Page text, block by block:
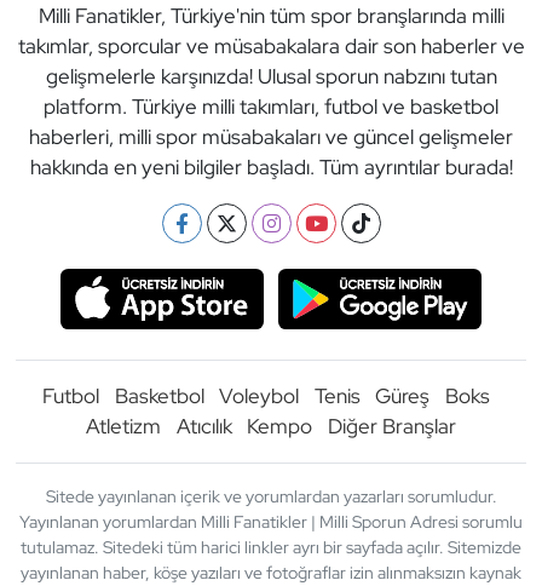
Milli Fanatikler, Türkiye'nin tüm spor branşlarında milli
takımlar, sporcular ve müsabakalara dair son haberler ve
gelişmelerle karşınızda! Ulusal sporun nabzını tutan
platform. Türkiye milli takımları, futbol ve basketbol
haberleri, milli spor müsabakaları ve güncel gelişmeler
hakkında en yeni bilgiler başladı. Tüm ayrıntılar burada!
Futbol Basketbol Voleybol Tenis Güreş
Boks
Atletizm
Atıcılık Kempo Diğer Branşlar
Sitede yayınlanan içerik ve yorumlardan yazarları sorumludur.
Yayınlanan yorumlardan Milli Fanatikler | Milli Sporun Adresi sorumlu
tutulamaz. Sitedeki tüm harici linkler ayrı bir sayfada açılır. Sitemizde
yayınlanan haber, köşe yazıları ve fotoğraflar izin alınmaksızın kaynak